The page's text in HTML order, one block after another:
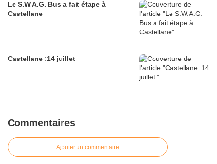
Le S.W.A.G. Bus a fait étape à
Castellane
Castellane :14 juillet
Commentaires
Ajouter un commentaire